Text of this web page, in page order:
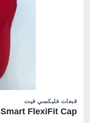
قبعات فليكسي فيت
Smart FlexiFit Cap الإمارات